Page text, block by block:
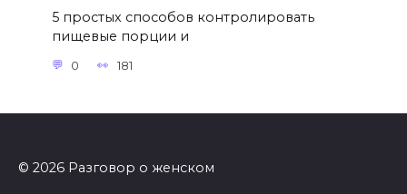
5 простых способов контролировать
пищевые порции и
0 181
© 2026 Разговор о женском